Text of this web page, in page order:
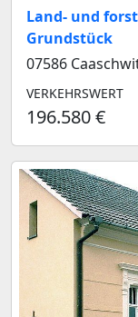
Land- und
Grundstück
07586
VERKEHRSWERT
196.580 €